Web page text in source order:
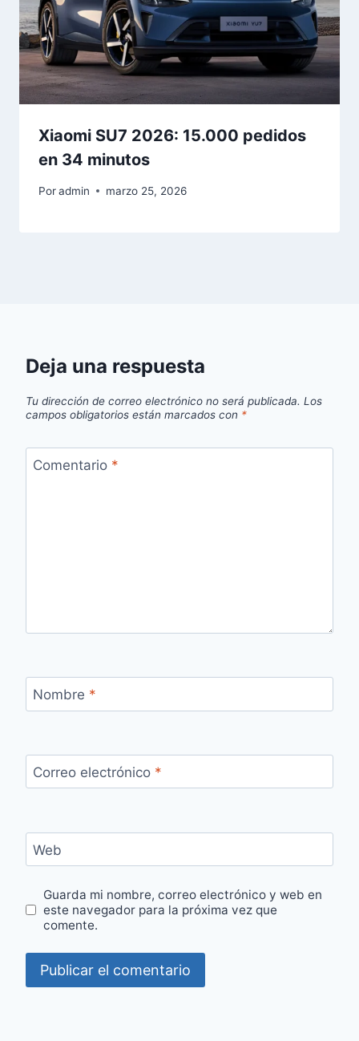
Xiaomi SU7 2026: 15.000 pedidos
en 34 minutos
Poradmin marzo 25, 2026
Deja una respuesta
Tu dirección de correo electrónico no será publicada. Los
campos obligatorios están marcados con *
Comentario *
Nombre *
Correo electrónico *
Web
Guarda mi nombre, correo electrónico y web en
este navegador para la próxima vez que
comente.